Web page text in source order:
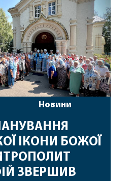
радості та
у подальшому
[…]
Новини
ІКОНИ БОЖОЇ
ЗВЕРШИВ